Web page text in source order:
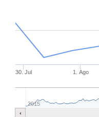
30. Jul 1. Ago
2015